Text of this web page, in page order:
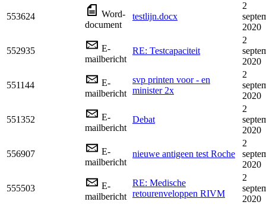
553624
Word-
document
testlijn.docx
2
2020
552935
E-
mailbericht
RE: Testcapaciteit
2
2020
551144
E-
mailbericht
svp printen voor - en
minister 2x
2
2020
551352
E-
mailbericht
Debat
2
2020
556907
E-
mailbericht
nieuwe antigeen test Roche
2
2020
555503
E-
mailbericht
RE: Medische
retourenveloppen RIVM
2
2020